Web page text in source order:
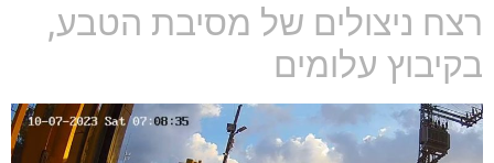
רצח ניצולים של מסיבת הטבע,
בקיבוץ עלומים